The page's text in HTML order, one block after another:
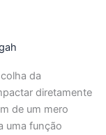
da
diretamente
de um mero
uma função